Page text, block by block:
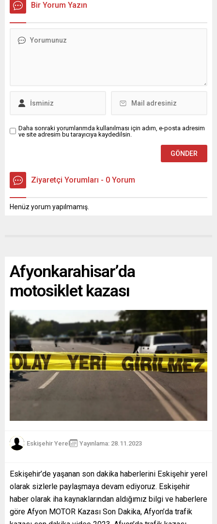
Bir Yorum Yazın
Daha sonraki yorumlarımda kullanılması için adım, e-posta adresim
ve site adresim bu tarayıcıya kaydedilsin.
Ziyaretçi Yorumları - 0 Yorum
Henüz yorum yapılmamış.
Afyonkarahisar’da
motosiklet kazası
Eskişehir Yerel Yayınlama: 28.11.2023
Eskişehir’de yaşanan son dakika haberlerini Eskişehir yerel
olarak sizlerle paylaşmaya devam ediyoruz. Eskişehir
haber olarak iha kaynaklarından aldığımız bilgi ve haberlere
göre Afyon MOTOR Kazası Son Dakika, Afyon’da trafik